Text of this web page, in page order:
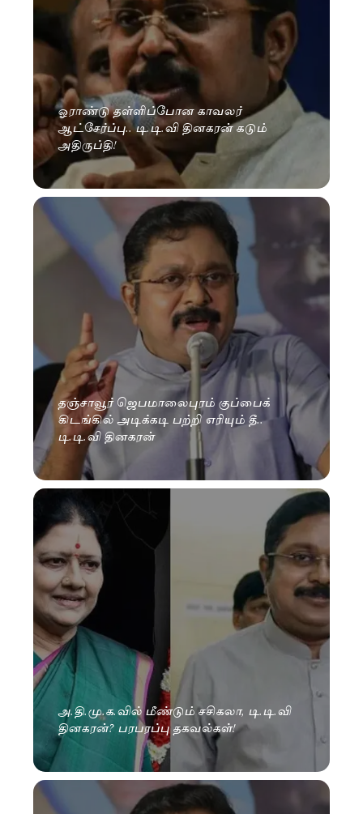
ஓராண்டு தள்ளிப்போன காவலர்
ஆட்சேர்ப்பு.. டி.டி.வி தினகரன் கடும்
அதிருப்தி!
தஞ்சாவூர் ஜெபமாலைபுரம் குப்பைக்
கிடங்கில் அடிக்கடி பற்றி எரியும் தீ..
டி.டி.வி தினகரன்
அ.தி.மு.க.வில் மீண்டும் சசிகலா, டி.டி.வி
தினகரன்? பரபரப்பு தகவல்கள்!